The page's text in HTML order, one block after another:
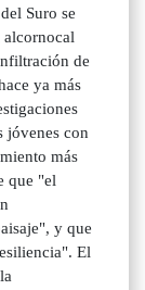
Suro se
alcornocal
de
ya más
jóvenes con
más
que "el
y que
El